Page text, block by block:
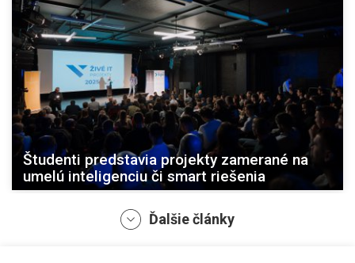
Študenti predstavia projekty zamerané na
umelú inteligenciu či smart riešenia
Ďalšie články